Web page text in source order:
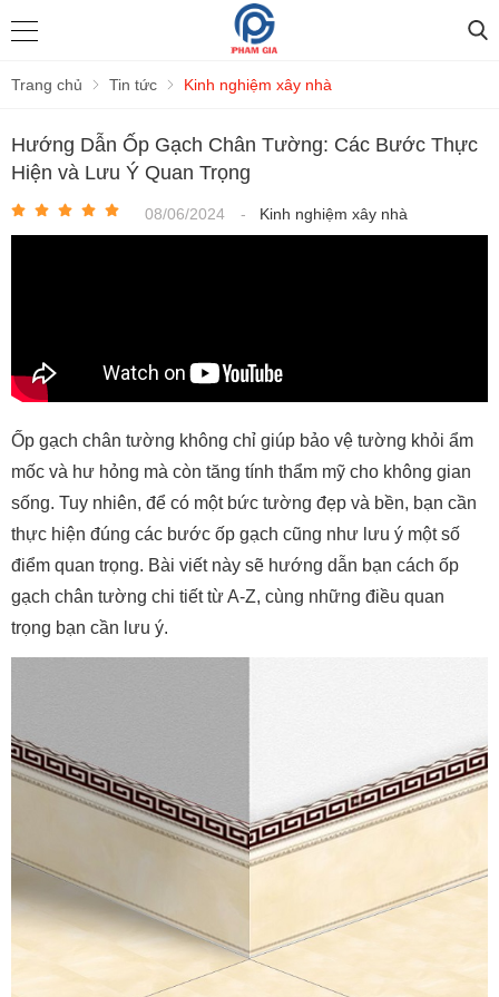
Trang chủ Tin tức Kinh nghiệm xây nhà
Hướng Dẫn Ốp Gạch Chân Tường: Các Bước Thực
Hiện và Lưu Ý Quan Trọng
08/06/2024 - Kinh nghiệm xây nhà
Ốp gạch chân tường không chỉ giúp bảo vệ tường khỏi ẩm
mốc và hư hỏng mà còn tăng tính thẩm mỹ cho không gian
sống. Tuy nhiên, để có một bức tường đẹp và bền, bạn cần
thực hiện đúng các bước ốp gạch cũng như lưu ý một số
điểm quan trọng. Bài viết này sẽ hướng dẫn bạn cách ốp
gạch chân tường chi tiết từ A-Z, cùng những điều quan
trọng bạn cần lưu ý.